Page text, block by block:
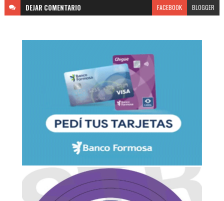
DEJAR COMENTARIO FACEBOOK BLOGGER